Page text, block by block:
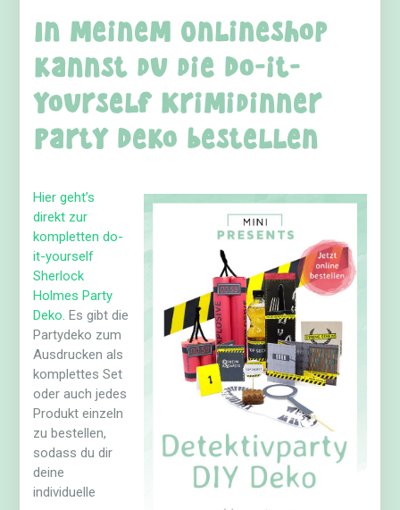
In meinem Onlineshop
kannst du die Do-it-
yourself Krimidinner
Party Deko bestellen
Hier geht’s
direkt zur
kompletten do-
it-yourself
Sherlock
Holmes Party
Deko. Es gibt die
Partydeko zum
Ausdrucken als
komplettes Set
oder auch jedes
Produkt einzeln
zu bestellen,
sodass du dir
deine
individuelle